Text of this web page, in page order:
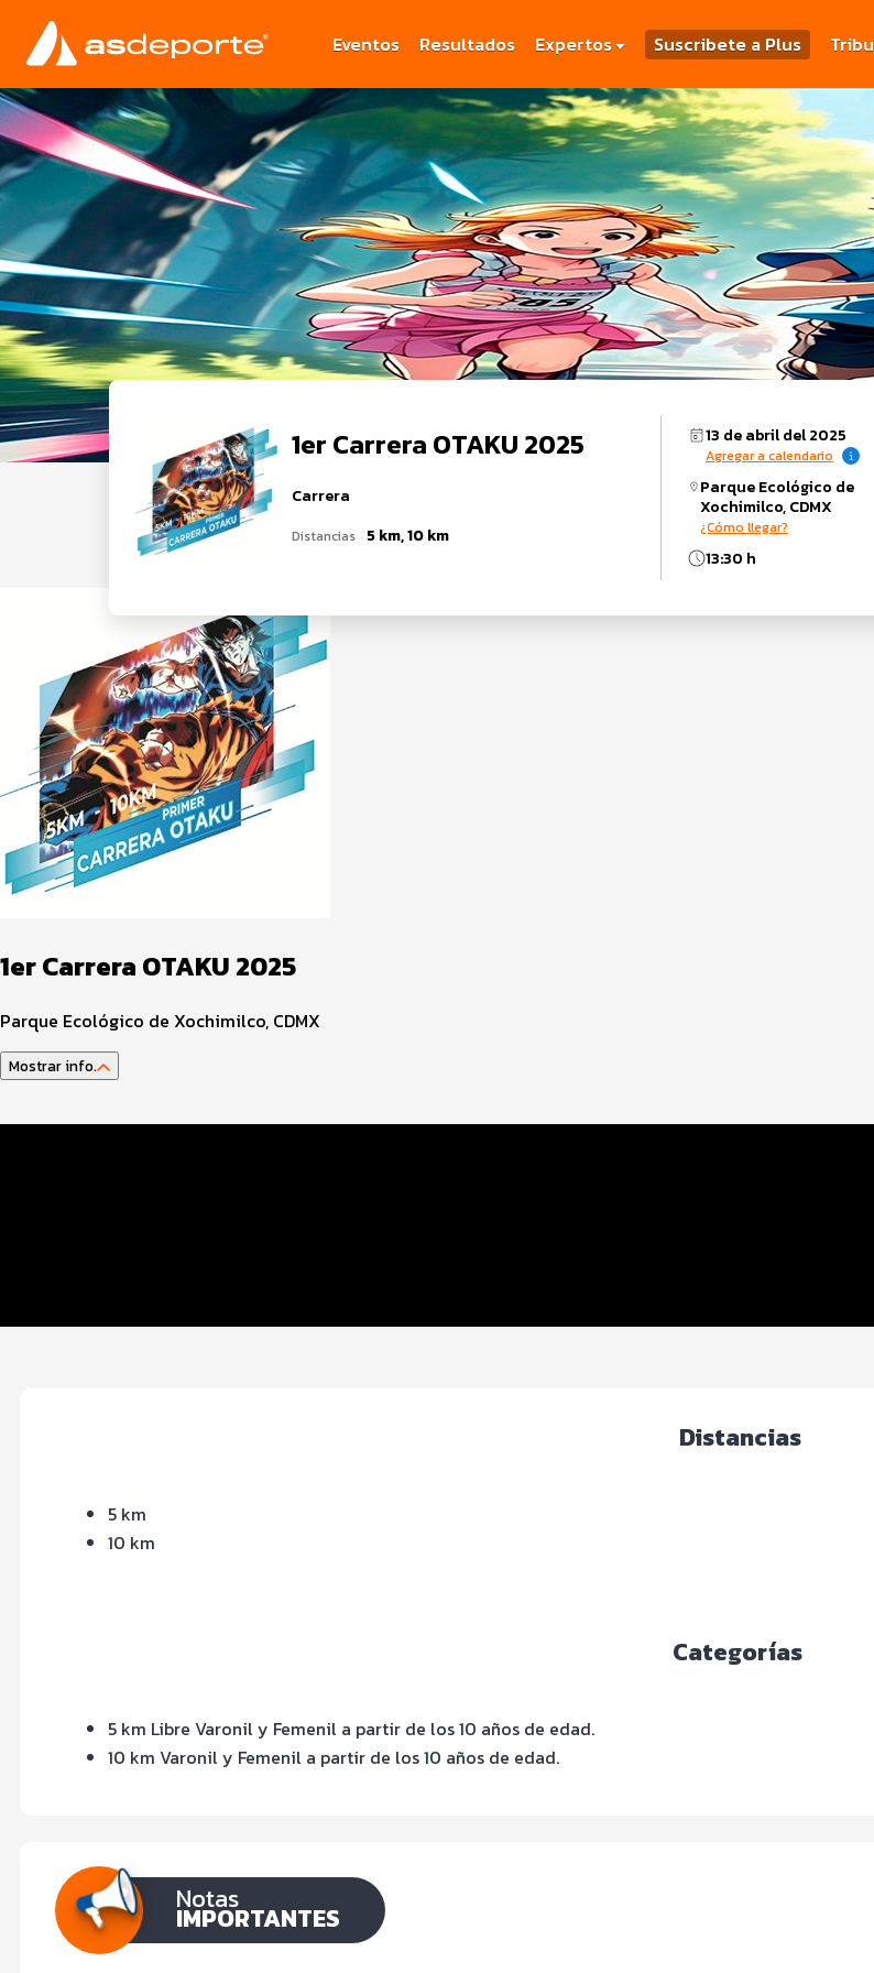
Eventos Resultados Expertos Suscribete a Plus Tribu
1er Carrera OTAKU 2025
Carrera
Distancias 5 km, 10 km
13 de abril del 2025
Agregar a calendario
Parque Ecológico de
Xochimilco, CDMX
¿Cómo llegar?
13:30 h
1er Carrera OTAKU 2025
Parque Ecológico de Xochimilco, CDMX
Mostrar info.
Distancias
5 km
10 km
Categorías
5 km Libre Varonil y Femenil a partir de los 10 años de edad.
10 km Varonil y Femenil a partir de los 10 años de edad.
Notas
IMPORTANTES